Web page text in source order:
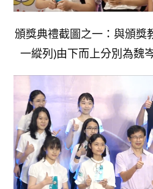
頒獎典禮截圖之一：與頒獎
一縱列)由下而上分別為魏